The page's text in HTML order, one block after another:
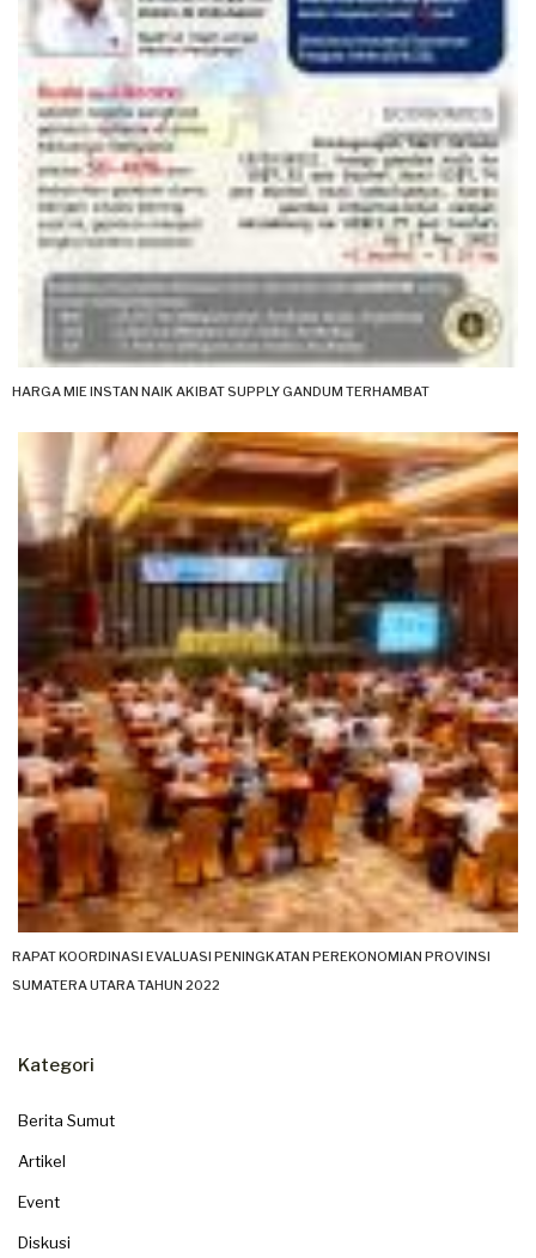
HARGA MIE INSTAN NAIK AKIBAT SUPPLY GANDUM TERHAMBAT
RAPAT KOORDINASI EVALUASI PENINGKATAN PEREKONOMIAN PROVINSI
SUMATERA UTARA TAHUN 2022
Kategori
Berita Sumut
Artikel
Event
Diskusi